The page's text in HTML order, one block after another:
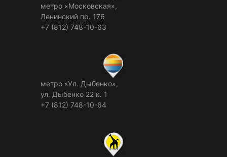
метро «Московская»,
Ленинский пр. 176
+7 (812) 748-10-63
метро «Ул. Дыбенко»,
ул. Дыбенко 22 к. 1
+7 (812) 748-10-64